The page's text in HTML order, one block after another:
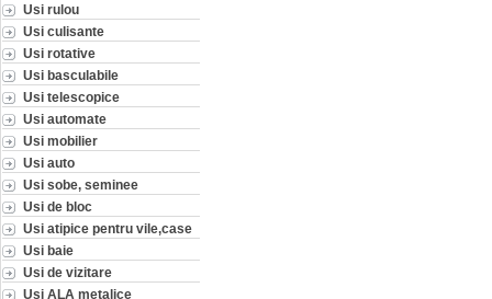
Usi rulou
Usi culisante
Usi rotative
Usi basculabile
Usi telescopice
Usi automate
Usi mobilier
Usi auto
Usi sobe, seminee
Usi de bloc
Usi atipice pentru vile,case
Usi baie
Usi de vizitare
Usi ALA metalice